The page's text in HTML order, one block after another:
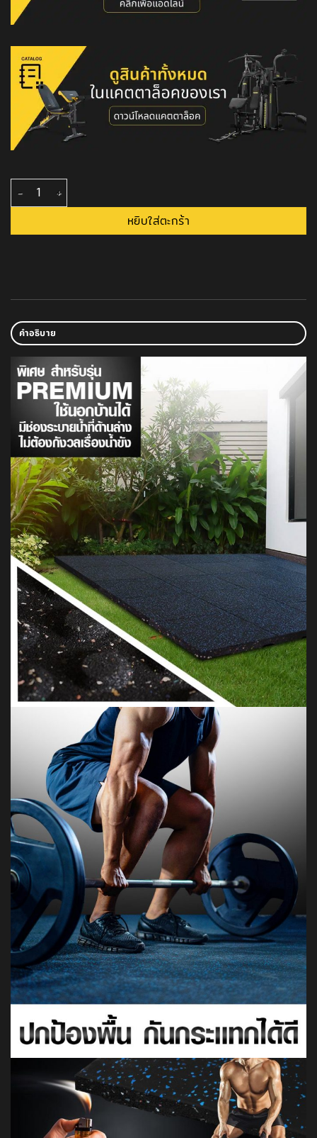
จำนวน แผ่นยางกันกระแทก Rubber Tile Premium หนา 20 มม. ชิ้น
หยิบใส่ตะกร้า
คำอธิบาย